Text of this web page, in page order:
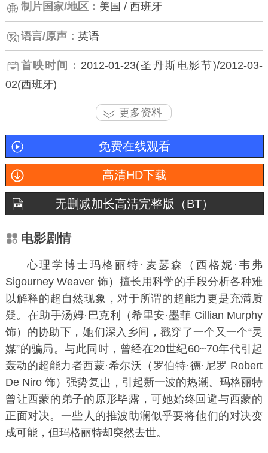
制片国家/地区： 美国 / 西班牙
语言/原声： 英语
首映时间： 2012-01-23(圣丹斯电影节)/2012-03-
02(西班牙)
更多资料
免费在线观看
高清HD下载
无删减加长高清完整版（BT）
电影剧情
心理学博士玛格丽特·麦瑟森（西格妮·韦弗
Sigourney Weaver 饰）擅长用科学的手段分析各种难
以解释的超自然现象，对于所谓的超能力更是充满质
疑。
助手汤姆·巴克利（希里安·墨菲 Cillian Murphy
饰）的协助下，
们深入乡间，戳穿了一个又一个“灵
媒”的骗局。与此同时，曾经在20世纪60~70年代引起
轰动的超能力者西蒙·希尔沃（罗伯特·德·尼罗 Robert
De Niro 饰）强势复
，引起新一波的热潮。玛格丽特
曾让西蒙的弟子的原形毕露，可她始终回避与西蒙的
正面对决。一些
的推波助澜似乎要将
们的对决变
成可能，但玛格丽特却突然去世。